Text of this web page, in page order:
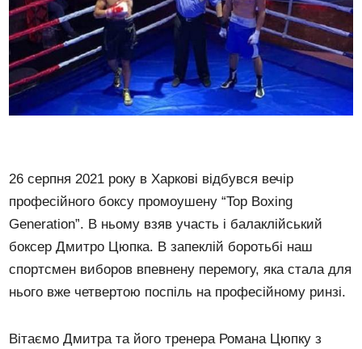
26 серпня 2021 року в Харкові відбувся вечір
професійного боксу промоушену “Top Boxing
Generation”. В ньому взяв участь і балаклійський
боксер Дмитро Цюпка. В запеклій боротьбі наш
спортсмен виборов впевнену перемогу, яка стала для
нього вже четвертою поспіль на професійному ринзі.
Вітаємо Дмитра та його тренера Романа Цюпку з